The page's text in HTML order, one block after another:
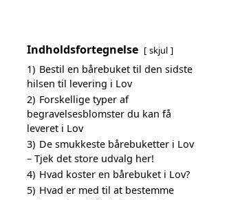
Indholdsfortegnelse skjul
1) Bestil en bårebuket til den sidste
hilsen til levering i Lov
2) Forskellige typer af
begravelsesblomster du kan få
leveret i Lov
3) De smukkeste bårebuketter i Lov
– Tjek det store udvalg her!
4) Hvad koster en bårebuket i Lov?
5) Hvad er med til at bestemme